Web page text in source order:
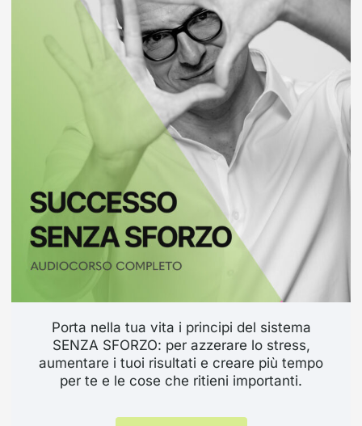
Porta nella tua vita i principi del sistema
SENZA SFORZO: per azzerare lo stress,
aumentare i tuoi risultati e creare più tempo
per te e le cose che ritieni importanti.